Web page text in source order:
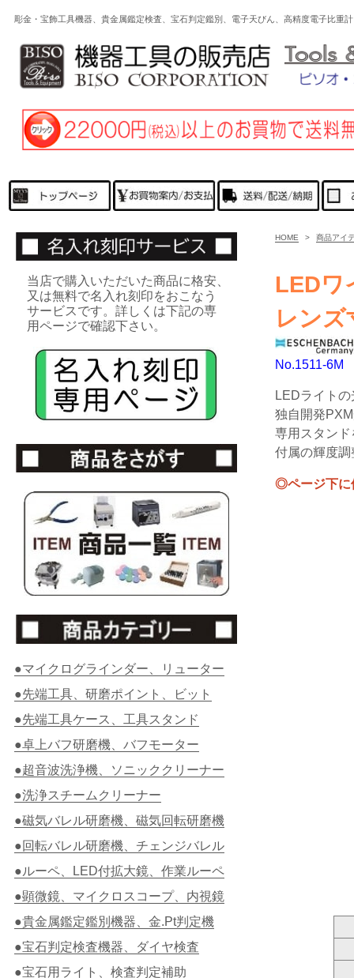
彫金・宝飾工具機器、貴金属鑑定検査、宝石判定鑑別、電子天びん、高精度電子比
HOME > 商品アイ
LEDワ
レン
No.1511-6M
LEDライト
独自開発
専用スタン
付属の輝度
◎ページ下に
当店で購入いただいた商品に格安、
又は無料で名入れ刻印をおこなう
サービスです。詳しくは下記の専
用ページで確認下さい。
●マイクログラインダー、リューター
●先端工具、研磨ポイント、ビット
●先端工具ケース、工具スタンド
●卓上バフ研磨機、バフモーター
●超音波洗浄機、ソニッククリーナー
●洗浄スチームクリーナー
●磁気バレル研磨機、磁気回転研磨機
●回転バレル研磨機、チェンジバレル
●ルーペ、LED付拡大鏡、作業ルーペ
●顕微鏡、マイクロスコープ、内視鏡
●貴金属鑑定鑑別機器、金.Pt判定機
●宝石判定検査機器、ダイヤ検査
●宝石用ライト、検査判定補助